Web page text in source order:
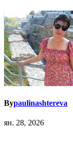
Bypaulinashtereva
ян. 28, 2026